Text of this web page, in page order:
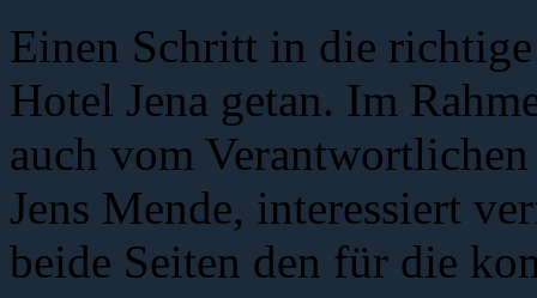
Einen Schritt in die
Hotel Jena getan. Im
auch vom
Jens Mende, interessiert
beide Seiten den für die